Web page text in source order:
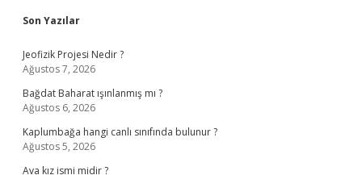
Sidebar
Son Yazılar
Jeofizik Projesi Nedir ?
Ağustos 7, 2026
Bağdat Baharat ışınlanmış mı ?
Ağustos 6, 2026
Kaplumbağa hangi canlı sınıfında bulunur ?
Ağustos 5, 2026
Ava kız ismi midir ?